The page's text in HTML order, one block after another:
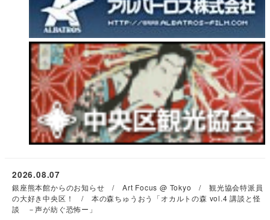
銀座熊本館からのお知らせ / Art Focus @ Tokyo / 観光協会特派員
の大好き中央区！ / 本の森ちゅうおう「オカルトの森 vol.4 講談と怪
談 －声が紡ぐ恐怖ー」
2026.08.07